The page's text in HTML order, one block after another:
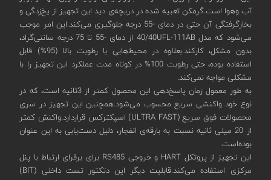
آب وهوا است.گرمکن تعبیه شده در دریچه‌ی دید این تجهیز از یخ‌زدگی و
بخارگرفتگی آن حتی در دمای -55 درجه جلوگیری می‌کند.این امر موجب
می‌شود که مدل 40/40UFL-111AB از دمای -55 تا 75 درجه سانتی‌گراد،
بدون مشکل، کارکند.بعلاوه در محیط‌هایی با رطوبت بالا (95%) قابل
استفاده بوده، حتی رطوبت 100% در کوتاه مدت عملکرد این تجهیز را با
مشکلی مواجه نمی‌کند.
به طور معمول زمان پاسخ‌دهی این محصول کمتر از 3ثانیه است، که در
نوع خود واکنشی سریع محسوب می‌شود.همچنین این تجهیز در سری
محصولات فوق سریع (ULTRA FAST) اسپکترکس قراردارد.واکنش کمتر
از 20 میلی ثانیه نسبت به بارقه‌ی انفجار، دلیل دست‌یابی به این عنوان
بوده‌است.
این تجهیز از پروتکل HART و خروجی RS485 برای برقرای ارتباط با پنل
مرکزی استفاده می‌کند.قابلیت‌ دیگر این دتکتور تست داخلی (BIT)